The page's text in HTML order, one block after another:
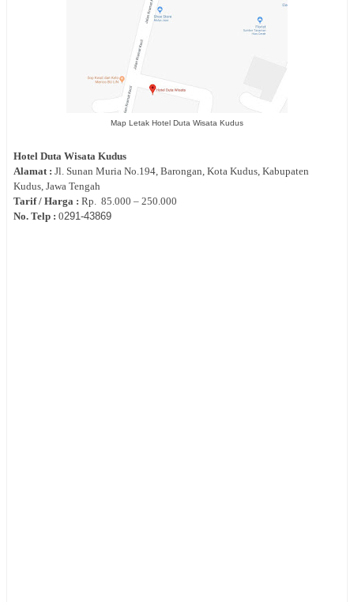
Map Letak Hotel Duta Wisata Kudus
Hotel Duta Wisata Kudus
Alamat : Jl. Sunan Muria No.194, Barongan, Kota Kudus, Kabupaten
Kudus, Jawa Tengah
Tarif / Harga : Rp. 85.000 – 250.000
No. Telp : 0291‐43869